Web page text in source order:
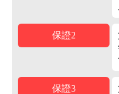
保證2
保證3